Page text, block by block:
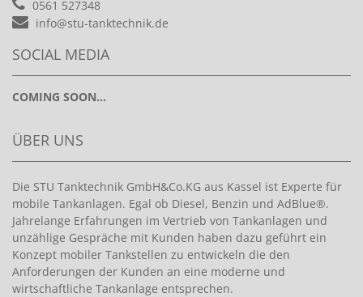
0561 527348
info@stu-tanktechnik.de
SOCIAL MEDIA
COMING SOON...
ÜBER UNS
Die STU Tanktechnik GmbH&Co.KG aus Kassel ist Experte für
mobile Tankanlagen. Egal ob Diesel, Benzin und AdBlue®.
Jahrelange Erfahrungen im Vertrieb von Tankanlagen und
unzählige Gespräche mit Kunden haben dazu geführt ein
Konzept mobiler Tankstellen zu entwickeln die den
Anforderungen der Kunden an eine moderne und
wirtschaftliche Tankanlage entsprechen.